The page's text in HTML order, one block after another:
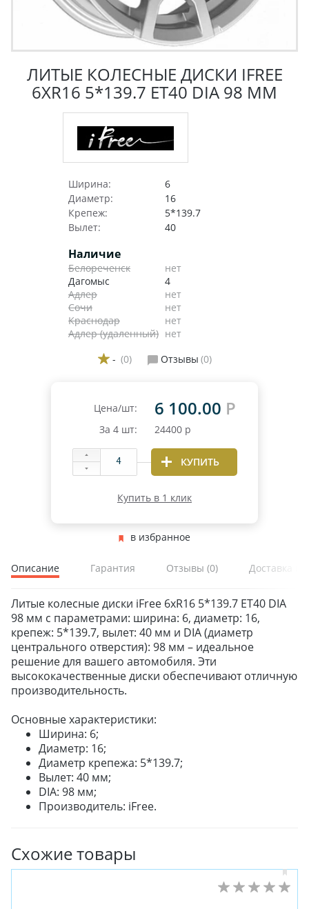
ЗИМНИЕ
ЛЕТНИЕ
ВСЕСЕЗОННЫЕ
ДЛЯ ГРУЗОВЫХ АВТО
ДЛЯ СПЕЦТЕХНИКИ
ЛИТЫЕ
ШТАМПОВАНЫЕ
ДЛЯ ГРУЗОВЫХ АВТО
ДЛЯ ЛЕГКОВЫХ АВТО
ЛИТЫЕ КОЛЕСНЫЕ ДИСКИ IFREE
6XR16 5*139.7 ET40 DIA 98 ММ
Ширина:
6
Диаметр:
16
Крепеж:
5*139.7
Вылет:
40
Наличие
Белореченск
нет
Дагомыс
4
Адлер
нет
Сочи
нет
Краснодар
нет
Адлер (удаленный) нет
- (0) Отзывы (0)
Цена/шт: 6 100.00 Р
За 4 шт: 24400 р
КУПИТЬ
Купить в 1 клик
в избранное
Описание Гарантия Отзывы (0) Доставка и
Литые колесные диски iFree 6xR16 5*139.7 ET40 DIA
98 мм с параметрами: ширина: 6, диаметр: 16,
крепеж: 5*139.7, вылет: 40 мм и DIA (диаметр
центрального отверстия): 98 мм – идеальное
решение для вашего автомобиля. Эти
высококачественные диски обеспечивают отличную
производительность.
Основные характеристики:
Ширина: 6;
Диаметр: 16;
Диаметр крепежа: 5*139.7;
Вылет: 40 мм;
DIA: 98 мм;
Производитель: iFree.
Схожие товары